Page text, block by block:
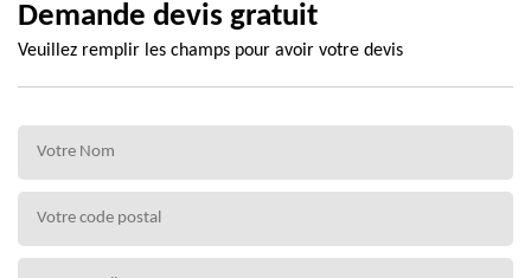
Demande devis gratuit
Veuillez remplir les champs pour avoir votre devis